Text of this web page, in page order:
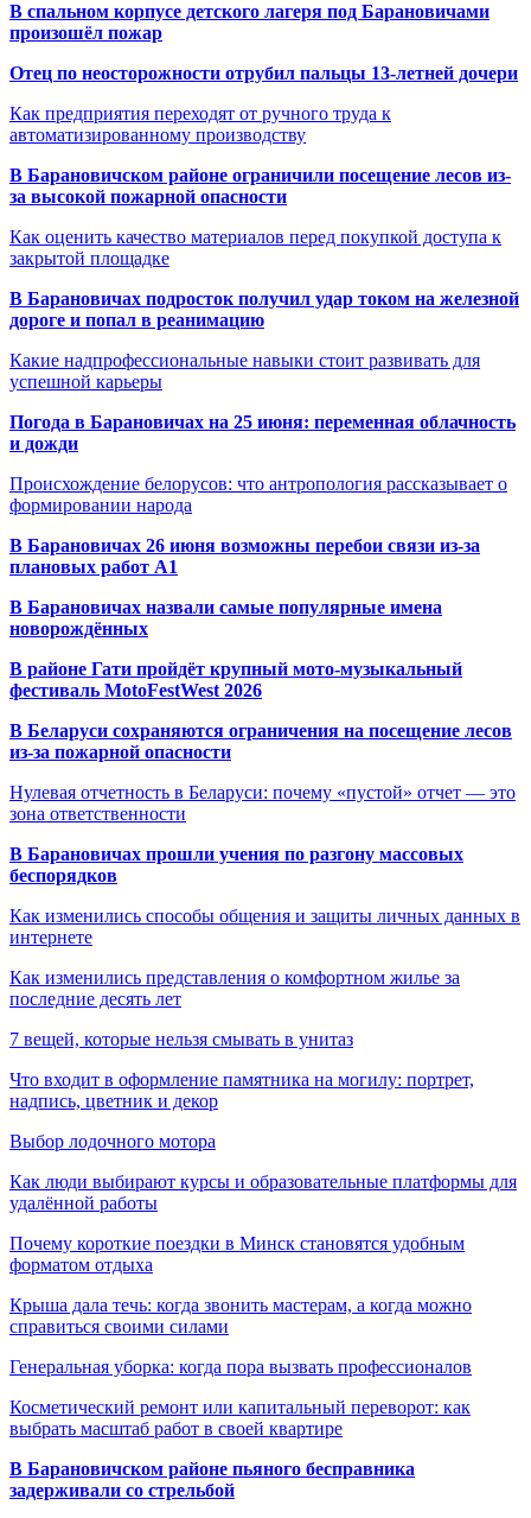
В спальном корпусе детского лагеря под Барановичами
произошёл пожар
Отец по неосторожности отрубил пальцы 13-летней дочери
Как предприятия переходят от ручного труда к
автоматизированному производству
В Барановичском районе ограничили посещение лесов из-
за высокой пожарной опасности
Как оценить качество материалов перед покупкой доступа к
закрытой площадке
В Барановичах подросток получил удар током на железной
дороге и попал в реанимацию
Какие надпрофессиональные навыки стоит развивать для
успешной карьеры
Погода в Барановичах на 25 июня: переменная облачность
и дожди
Происхождение белорусов: что антропология рассказывает о
формировании народа
В Барановичах 26 июня возможны перебои связи из-за
плановых работ A1
В Барановичах назвали самые популярные имена
новорождённых
В районе Гати пройдёт крупный мото-музыкальный
фестиваль MotoFestWest 2026
В Беларуси сохраняются ограничения на посещение лесов
из-за пожарной опасности
Нулевая отчетность в Беларуси: почему «пустой» отчет — это
зона ответственности
В Барановичах прошли учения по разгону массовых
беспорядков
Как изменились способы общения и защиты личных данных в
интернете
Как изменились представления о комфортном жилье за
последние десять лет
7 вещей, которые нельзя смывать в унитаз
Что входит в оформление памятника на могилу: портрет,
надпись, цветник и декор
Выбор лодочного мотора
Как люди выбирают курсы и образовательные платформы для
удалённой работы
Почему короткие поездки в Минск становятся удобным
форматом отдыха
Крыша дала течь: когда звонить мастерам, а когда можно
справиться своими силами
Генеральная уборка: когда пора вызвать профессионалов
Косметический ремонт или капитальный переворот: как
выбрать масштаб работ в своей квартире
В Барановичском районе пьяного бесправника
задерживали со стрельбой